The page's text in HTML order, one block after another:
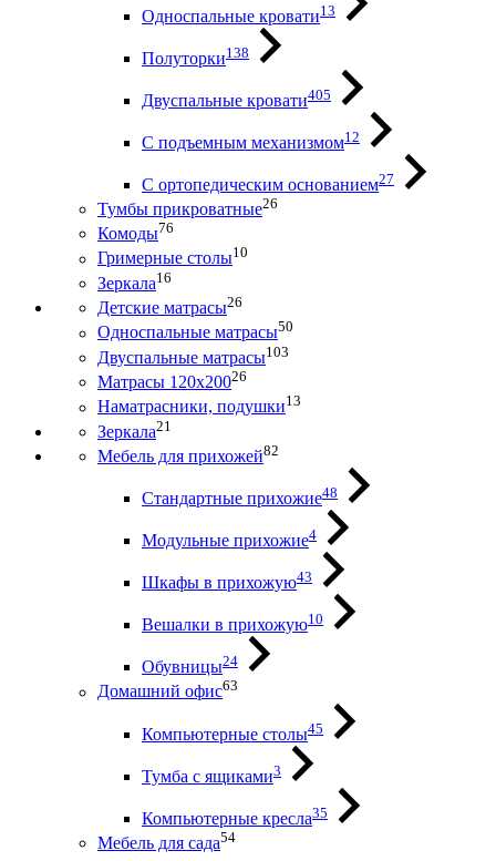
Односпальные кровати13
Полуторки138
Двуспальные кровати405
С подъемным механизмом12
С ортопедическим основанием27
Тумбы прикроватные26
Комоды76
Гримерные столы10
Зеркала16
Детские матрасы26
Односпальные матрасы50
Двуспальные матрасы103
Матрасы 120х20026
Наматрасники, подушки13
Зеркала21
Мебель для прихожей82
Стандартные прихожие48
Модульные прихожие4
Шкафы в прихожую43
Вешалки в прихожую10
Обувницы24
Домашний офис63
Компьютерные столы45
Тумба с ящиками3
Компьютерные кресла35
Мебель для сада54